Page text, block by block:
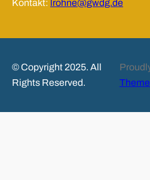
Kontakt: lrohne@gwdg.de
© Copyright 2025. All
Rights Reserved.